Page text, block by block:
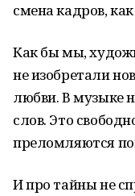
смена кадров,
Как бы мы,
не изобретали
любви. В музыке
слов. Это
преломляются
И про тайны не